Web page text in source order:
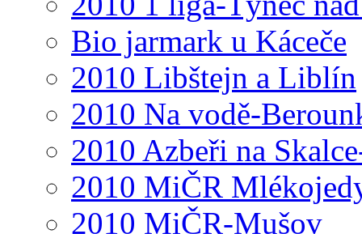
Bio jarmark u Káceče
2010 Libštejn a Liblín
2010 Na vodě-
2010 Azbeři na
2010 MiČR
2010 MiČR-Mušov